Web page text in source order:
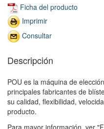
Ficha del producto
Imprimir
Consultar
Descripción
POU es la máquina de
principales fabricantes de
su calidad, flexibilidad,
producto.
Para mayor información, ver